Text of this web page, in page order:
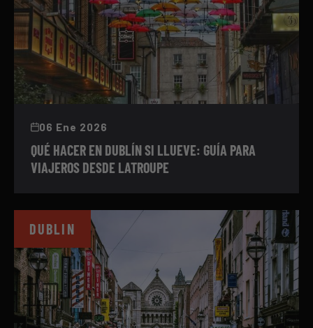
06 Ene 2026
QUÉ HACER EN DUBLÍN SI LLUEVE: GUÍA PARA
VIAJEROS DESDE LATROUPE
DUBLIN